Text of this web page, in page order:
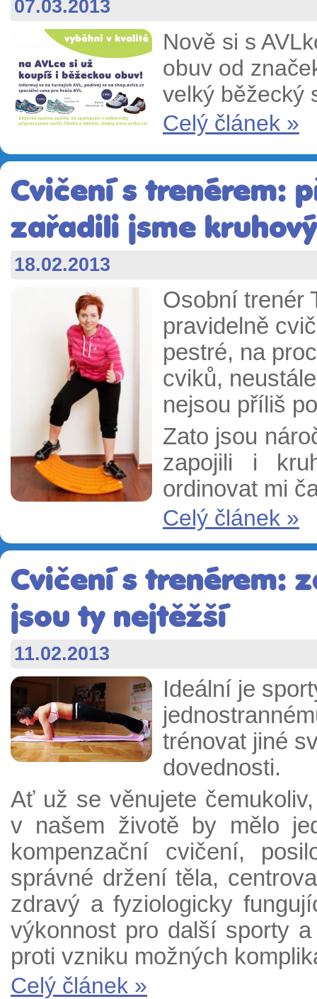
07.03.2013
Nově si s
obuv od
velký běžecký
Celý článek »
Cvičení s trenérem:
zařadili jsme
18.02.2013
Osobní trenér
pravidelně
pestré, na
cviků,
nejsou příliš
Zato jsou
zapojili i
ordinovat mi
Celý článek »
Cvičení s trenérem:
jsou ty nejtěžší
11.02.2013
Ideální je
trénovat jiné
dovednosti.
Ať už se věnujete
v našem životě by mělo
kompenzační cvičení,
správné držení těla,
zdravý a fyziologicky
výkonnost pro další sporty
proti vzniku možných
Celý článek »